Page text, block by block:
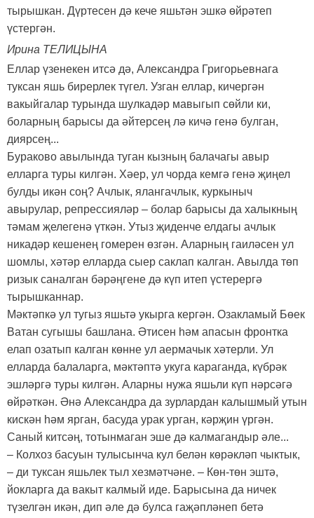
тырышкан. Дүртесен дә кече яшьтән эшкә өйрәтеп
үстергән.
Ирина ТЕЛИЦЫНА
Еллар үзенекен итсә дә, Александра Григорьевнага
туксан яшь бирерлек түгел. Узган еллар, кичергән
вакыйгалар турында шулкадәр мавыгып сөйли ки,
боларның барысы да әйтерсең лә кичә генә булган,
диярсең...
Бураково авылында туган кызның балачагы авыр
елларга туры килгән. Хәер, ул чорда кемгә генә җиңел
булды икән соң? Ачлык, ялангачлык, куркыныч
авырулар, репрессияләр – болар барысы да халыкның
тәмам җелегенә үткән. Утыз җиденче елдагы ачлык
никадәр кешенең гомерен өзгән. Аларның гаиләсен ул
шомлы, хәтәр елларда сыер саклап калган. Авылда төп
ризык саналган бәрәңгене дә күп итеп үстерергә
тырышканнар.
Мәктәпкә ул тугыз яшьтә укырга кергән. Озакламый Бөек
Ватан сугышы башлана. Әтисен һәм апасын фронтка
елап озатып калган көнне ул аермачык хәтерли. Ул
елларда балаларга, мәктәптә укуга караганда, күбрәк
эшләргә туры килгән. Аларны нужа яшьли күп нәрсәгә
өйрәткән. Әнә Александра да зурлардан калышмый утын
кискән һәм ярган, басуда урак урган, кәрҗин үргән.
Саный китсәң, тотынмаган эше дә калмагандыр әле...
– Колхоз басуын тулысынча кул белән көрәкләп чыктык,
– ди туксан яшьлек тыл хезмәтчәне. – Көн-төн эштә,
йокларга да вакыт калмый иде. Барысына да ничек
түзелгән икән, дип әле дә булса гаҗәпләнеп бетә